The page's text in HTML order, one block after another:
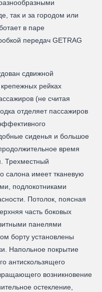
так и за городом или
в паре
передач GETRAG
сдвижной
рейках
(не считая
отделяет пассажиров
сиденья и большое
время
Трехместный
салона имеет тканевую
подлокотниками
Потолок, поясная
часть боковых
панелями
борту установлены
Напольное покрытие
антискользящего
возникновение
остекление,